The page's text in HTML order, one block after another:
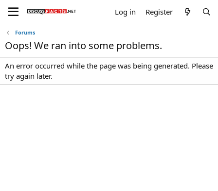
Log in Register
Forums
Oops! We ran into some problems.
An error occurred while the page was being generated. Please
try again later.